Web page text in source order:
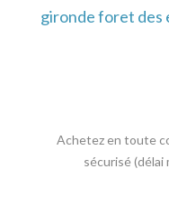
gironde foret des
Achetez en toute
sécurisé (délai